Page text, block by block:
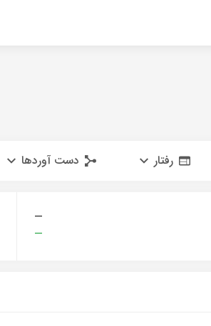
رفتار دست آوردها
—
—